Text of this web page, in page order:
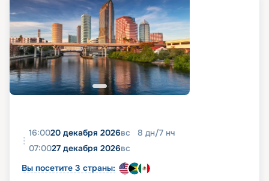
16:0020 декабря 2026вс 8 дн/7 нч
07:0027 декабря 2026вс
Вы посетите 3 страны: